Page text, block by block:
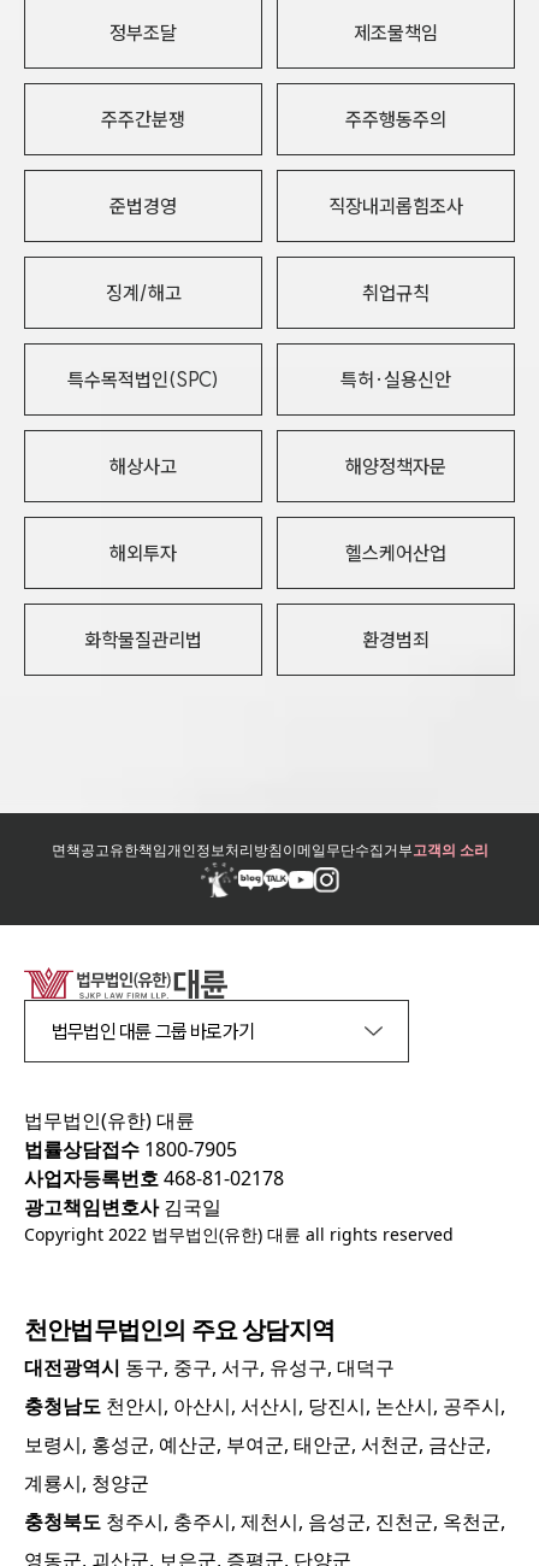
정부조달 제조물책임
주주간분쟁 주주행동주의
준법경영 직장내괴롭힘조사
징계/해고 취업규칙
특수목적법인(SPC) 특허·실용신안
해상사고 해양정책자문
해외투자 헬스케어산업
화학물질관리법 환경범죄
면책공고유한책임개인정보처리방침이메일무단수집거부고객의 소리
법무법인 대륜 그룹 바로가기
법무법인(유한) 대륜
법률상담접수 1800-7905
사업자등록번호468-81-02178
광고책임변호사김국일
Copyright 2022 법무법인(유한) 대륜 all rights reserved
천안법무법인의 주요 상담지역
대전광역시 동구, 중구, 서구, 유성구, 대덕구
충청남도 천안시, 아산시, 서산시, 당진시, 논산시, 공주시,
보령시, 홍성군, 예산군, 부여군, 태안군, 서천군, 금산군,
계룡시, 청양군
충청북도 청주시, 충주시, 제천시, 음성군, 진천군, 옥천군,
영동군, 괴산군, 보은군, 증평군, 단양군